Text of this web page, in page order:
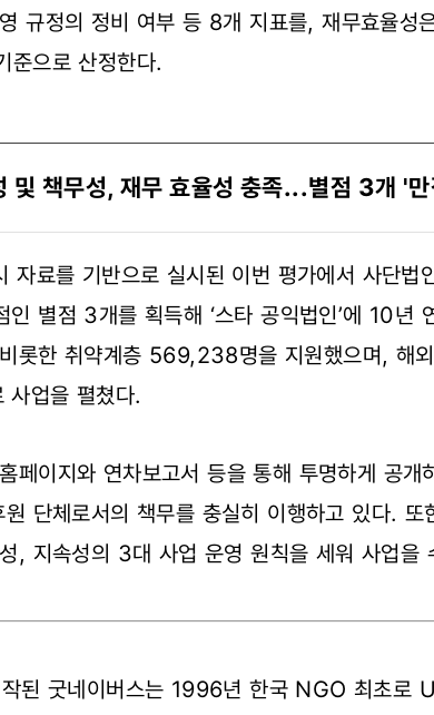
규정의 정비 여부 등 8개 지표를, 재무효율성
준으로 산정한다.
및 책무성, 재무 효율성 충족...별점 3개 '
료를 기반으로 실시된 이번 평가에서 사단법
인 별점 3개를 획득해 ‘스타 공익법인’에 10년
롯한 취약계층 569,238명을 지원했으며,
사업을 펼쳤다.
페이지와 연차보고서 등을 통해 투명하게 공
단체로서의 책무를 충실히 이행하고 있다.
, 지속성의 3대 사업 운영 원칙을 세워 사업을
된 굿네이버스는 1996년 한국 NGO 최초로